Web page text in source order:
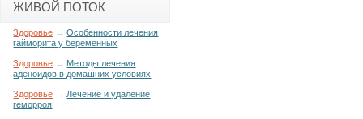
ЖИВОЙ ПОТОК
Здоровье →Особенности лечения
гайморита у беременных
Здоровье → Методы лечения
аденоидов в домашних условиях
Здоровье → Лечение и удаление
геморроя